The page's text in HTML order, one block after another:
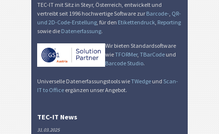
TEC-IT mit Sitz in Steyr, Österreich, entwickelt und
vertreibt seit 1996 hochwertige Software zur Barcode- QR-
und 2D-Code-Erstellung , für den Etikettendruck Reporting
sowie die Datenerfassung.
Wir bieten Standardsoftware
wieTFORMer,TBarCode und
Barcode Studio.
Universelle Datenerfassungstools wieTWedge und Scan-
IT to Office ergänzen unser Angebot.
TEC-IT News
31.03.2025